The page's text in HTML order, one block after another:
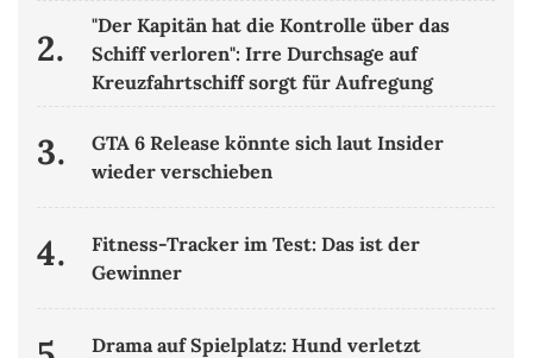
2.
"Der Kapitän hat die Kontrolle über das
Schiff verloren": Irre Durchsage auf
Kreuzfahrtschiff sorgt für Aufregung
3.
GTA 6 Release könnte sich laut Insider
wieder verschieben
4.
Fitness-Tracker im Test: Das ist der
Gewinner
Drama auf Spielplatz: Hund verletzt